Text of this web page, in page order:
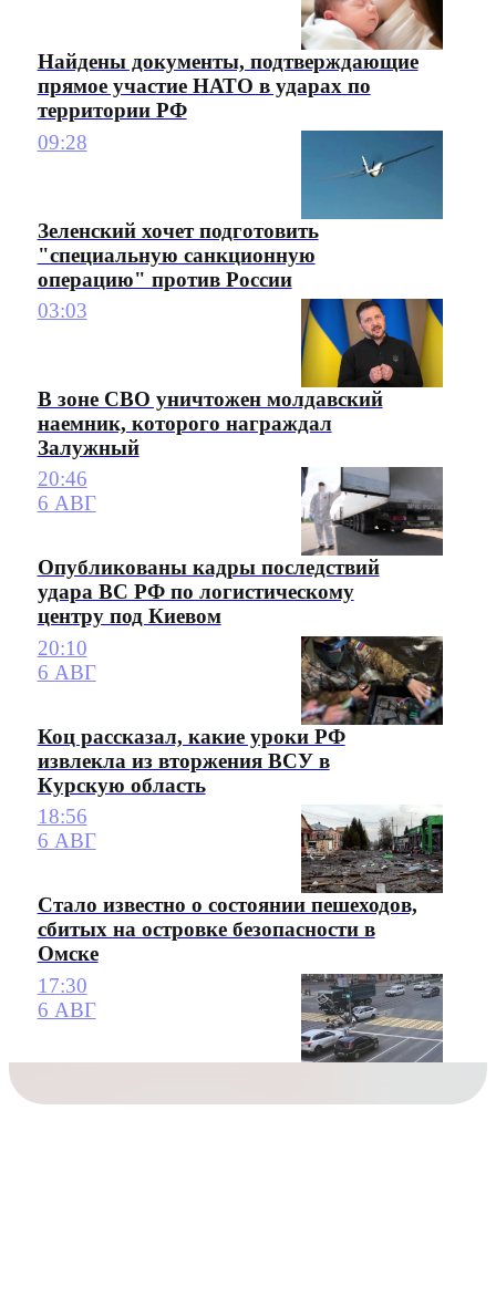
Найдены документы, подтверждающие
прямое участие НАТО в ударах по
территории РФ
09:28
Зеленский хочет подготовить
"специальную санкционную
операцию" против России
03:03
В зоне СВО уничтожен молдавский
наемник, которого награждал
Залужный
20:46
6 АВГ
Опубликованы кадры последствий
удара ВС РФ по логистическому
центру под Киевом
20:10
6 АВГ
Коц рассказал, какие уроки РФ
извлекла из вторжения ВСУ в
Курскую область
18:56
6 АВГ
Стало известно о состоянии пешеходов,
сбитых на островке безопасности в
Омске
17:30
6 АВГ